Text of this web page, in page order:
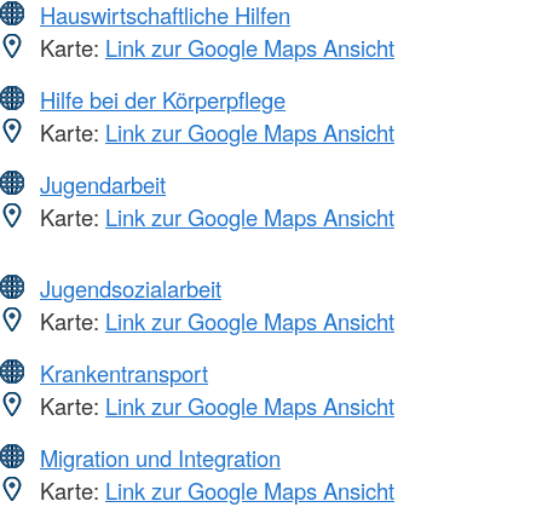
Hauswirtschaftliche Hilfen
Karte: Link zur Google Maps Ansicht
Hilfe bei der Körperpflege
Karte: Link zur Google Maps Ansicht
Jugendarbeit
Karte: Link zur Google Maps Ansicht
Jugendsozialarbeit
Karte: Link zur Google Maps Ansicht
Krankentransport
Karte: Link zur Google Maps Ansicht
Migration und Integration
Karte: Link zur Google Maps Ansicht